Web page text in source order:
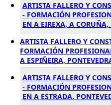
ARTISTA FALLERO Y
- FORMACIÓN
EN A EIREXA, A CORUÑA,
ARTISTA FALLERO Y
FORMACIÓN
A ESPIÑEIRA,
ARTISTA FALLERO Y
- FORMACIÓN
EN A ESTRADA,